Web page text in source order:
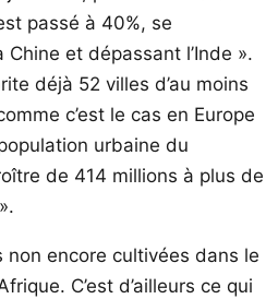
passé à 40%, se
et dépassant l’Inde ».
déjà 52 villes d’au moins
c’est le cas en Europe
urbaine du
de 414 millions à plus de
encore cultivées dans le
C’est d’ailleurs ce qui